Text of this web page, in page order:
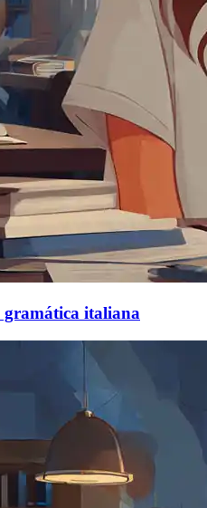
gramática italiana